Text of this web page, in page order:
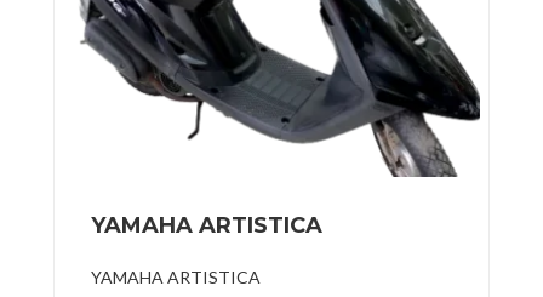
YAMAHA ARTISTICA
YAMAHA ARTISTICA